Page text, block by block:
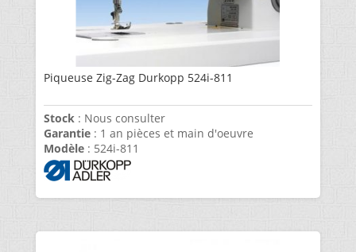
Piqueuse Zig-Zag Durkopp 524i-811
Stock: Nous consulter
Garantie: 1 an pièces et main d'oeuvre
Modèle: 524i-811